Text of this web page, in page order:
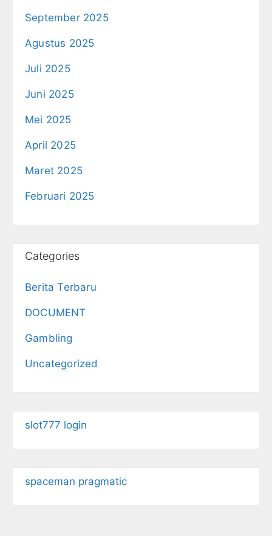
September 2025
Agustus 2025
Juli 2025
Juni 2025
Mei 2025
April 2025
Maret 2025
Februari 2025
Categories
Berita Terbaru
DOCUMENT
Gambling
Uncategorized
slot777 login
spaceman pragmatic